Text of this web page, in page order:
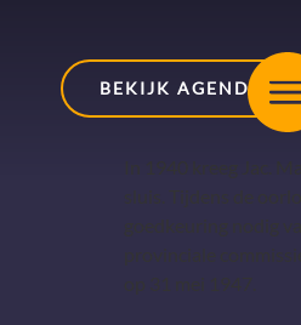
BEKIJK AGENDA